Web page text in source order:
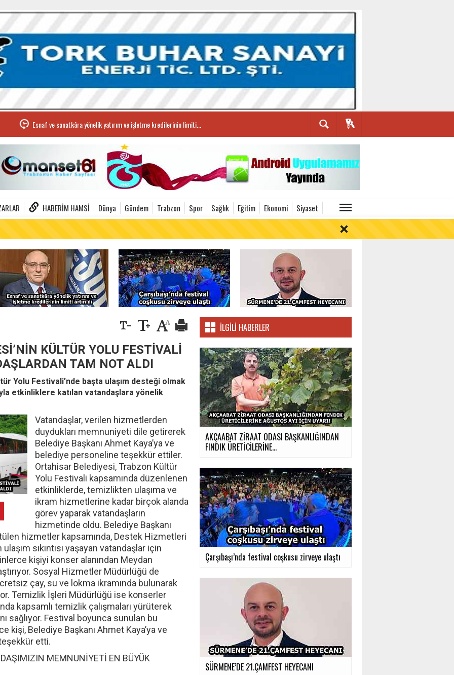
Esnaf ve sanatkâra yönelik yatırım ve işletme kredilerinin limiti...
HABERIM HAMSI Dünya Gündem Trabzon Spor Sağlık Eğitim Ekonomi Siyaset
FINDIK ÜRETİCİLERİNE AĞUSTOS AYI İÇİN UYARI!
KÜLTÜR YOLU FESTİVALİ
TAM NOT ALDI
Yolu Festivali’nde başta ulaşım desteği olmak
etkinliklere katılan vatandaşlara yönelik
Vatandaşlar, verilen hizmetlerden
duydukları memnuniyeti dile getirerek
Belediye Başkanı Ahmet Kaya’ya ve
belediye personeline teşekkür ettiler.
Ortahisar Belediyesi, Trabzon Kültür
Yolu Festivali kapsamında düzenlenen
etkinliklerde, temizlikten ulaşıma ve
ikram hizmetlerine kadar birçok alanda
görev yaparak vatandaşların
hizmetinde oldu. Belediye Başkanı
hizmetler kapsamında, Destek Hizmetleri
sıkıntısı yaşayan vatandaşlar için
kişiyi konser alanından Meydan
Sosyal Hizmetler Müdürlüğü de
çay, su ve lokma ikramında bulunarak
Temizlik İşleri Müdürlüğü ise konserler
kapsamlı temizlik çalışmaları yürüterek
sağlıyor. Festival boyunca sunulan bu
kişi, Belediye Başkanı Ahmet Kaya’ya ve
etti.
MEMNUNİYETİ EN BÜYÜK
İLGILI HABERLER
AKÇAABAT ZİRAAT ODASI BAŞKANLIĞINDAN
FINDIK ÜRETİCİLERİNE...
Çarşıbaşı’nda festival coşkusu zirveye ulaştı
SÜRMENE’DE 21.ÇAMFEST HEYECANI